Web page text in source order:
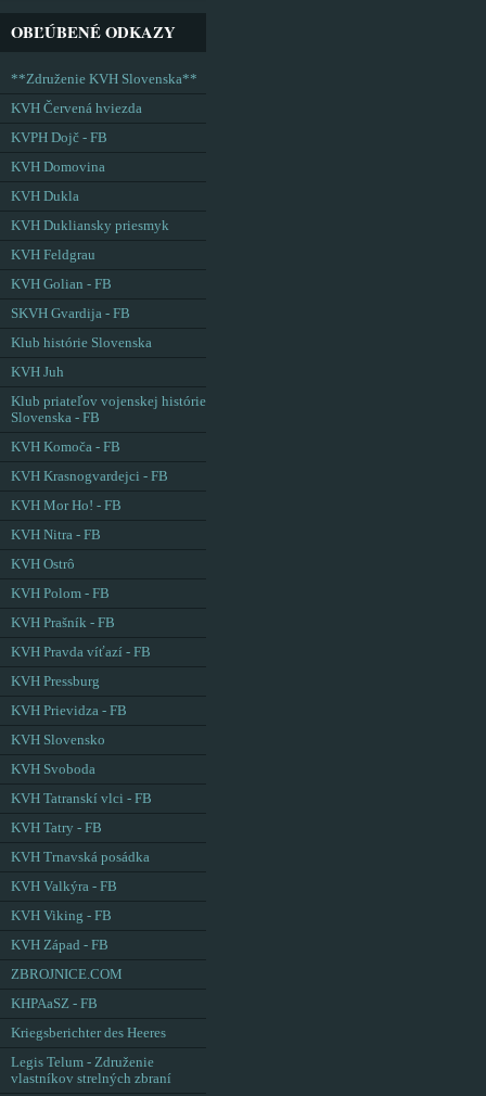
OBĽÚBENÉ ODKAZY
**Združenie KVH Slovenska**
KVH Červená hviezda
KVPH Dojč - FB
KVH Domovina
KVH Dukla
KVH Dukliansky priesmyk
KVH Feldgrau
KVH Golian - FB
SKVH Gvardija - FB
Klub histórie Slovenska
KVH Juh
Klub priateľov vojenskej histórie
Slovenska - FB
KVH Komoča - FB
KVH Krasnogvardejci - FB
KVH Mor Ho! - FB
KVH Nitra - FB
KVH Ostrô
KVH Polom - FB
KVH Prašník - FB
KVH Pravda víťazí - FB
KVH Pressburg
KVH Prievidza - FB
KVH Slovensko
KVH Svoboda
KVH Tatranskí vlci - FB
KVH Tatry - FB
KVH Trnavská posádka
KVH Valkýra - FB
KVH Viking - FB
KVH Západ - FB
ZBROJNICE.COM
KHPAaSZ - FB
Kriegsberichter des Heeres
Legis Telum - Združenie
vlastníkov strelných zbraní